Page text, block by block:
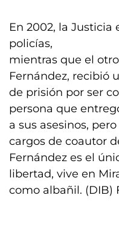
En 2002, la
policías,
mientras que el
Fernández, recibió
de prisión por ser
persona que
a sus asesinos,
cargos de coautor
Fernández es el
libertad, vive en
como albañil. (DIB)